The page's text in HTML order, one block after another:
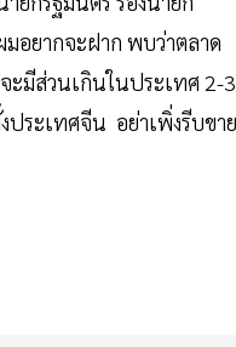
อยากจะฝาก พบว่าตลาด
ะมีส่วนเกินในประเทศ 2-3
ประเทศจีน อย่าเพิ่งรีบขาย